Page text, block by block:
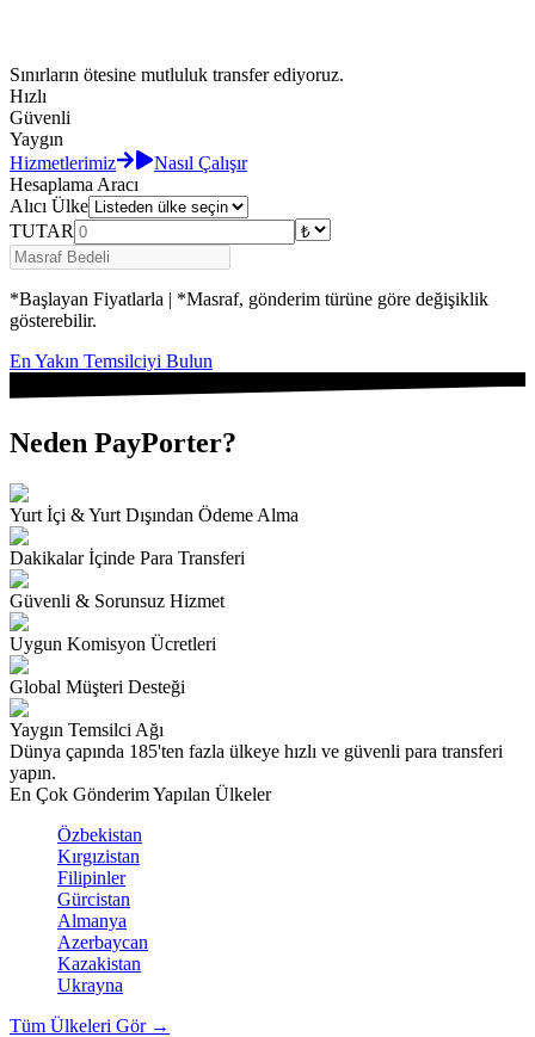
Sınırların ötesine mutluluk transfer ediyoruz.
Hızlı
Güvenli
Yaygın
Hizmetlerimiz
Nasıl Çalışır
Hesaplama Aracı
Alıcı Ülke
TUTAR
*Başlayan Fiyatlarla | *Masraf, gönderim türüne göre değişiklik
gösterebilir.
En Yakın Temsilciyi Bulun
Neden PayPorter?
Yurt İçi & Yurt Dışından Ödeme Alma
Dakikalar İçinde Para Transferi
Güvenli & Sorunsuz Hizmet
Uygun Komisyon Ücretleri
Global Müşteri Desteği
Yaygın Temsilci Ağı
Dünya çapında 185'ten fazla ülkeye hızlı ve güvenli para transferi
yapın.
En Çok Gönderim Yapılan Ülkeler
Özbekistan
Kırgızistan
Filipinler
Gürcistan
Almanya
Azerbaycan
Kazakistan
Ukrayna
Tüm Ülkeleri Gör→